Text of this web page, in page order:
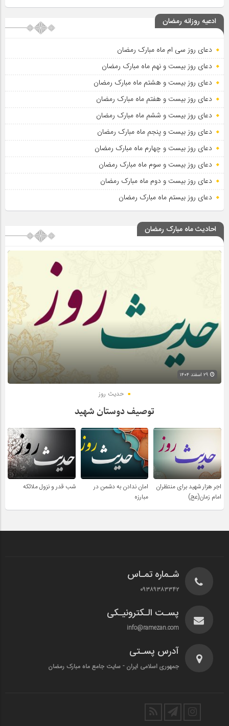
ادعیه روزانه رمضان
دعای روز سی ام ماه مبارک رمضان
دعای روز بیست و نهم ماه مبارک رمضان
دعای روز بیست و هشتم ماه مبارک رمضان
دعای روز بیست و هفتم ماه مبارک رمضان
دعای روز بیست و ششم ماه مبارک رمضان
دعای روز بیست و پنجم ماه مبارک رمضان
دعای روز بیست و چهارم ماه مبارک رمضان
دعای روز بیست و سوم ماه مبارک رمضان
دعای روز بیست و دوم ماه مبارک رمضان
دعای روز بیستم ماه مبارک رمضان
احادیث ماه مبارک رمضان
حدیث روز
توصیف دوستان شهید
اجر هزار شهید برای منتظران
امام زمان(عج)
امان ندادن به دشمن در
مبارزه
شب قدر و نزول ملائکه
شـماره تمـاس
۰۹۳۸۹۳۸۳۳۴۲
پسـت الـکترونیـکی
info@ramezan.com
آدرس پسـتی
جمهوری اسلامی ایران - سایت جامع ماه مبارک رمضان